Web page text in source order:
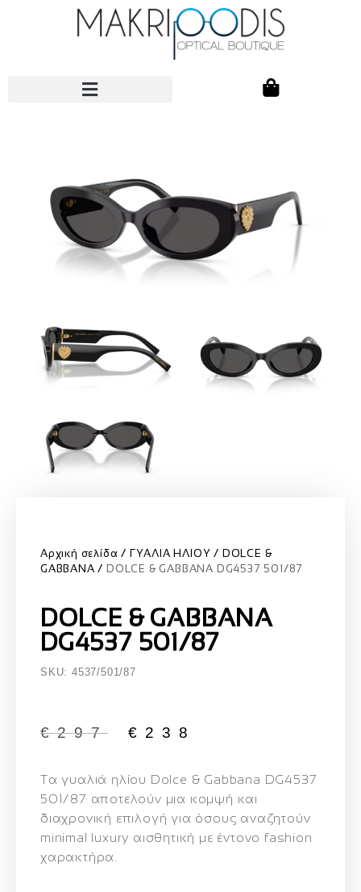
Αρχική σελίδα ΓΥΑΛΙΑ ΗΛΙΟΥ
DOLCE &
GABBANA
DOLCE & GABBANA DG4537 501/87
DOLCE & GABBANA
DG4537 501/87
SKU: 4537/501/87
€297 € 238
Τα γυαλιά ηλίου Dolce & Gabbana DG4537
501/87 αποτελούν μια κομψή και
διαχρονική επιλογή για όσους αναζητούν
minimal luxury αισθητική με έντονο fashion
χαρακτήρα.